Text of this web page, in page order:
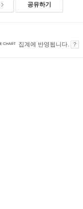
공유하기
집계에 반영됩니다.